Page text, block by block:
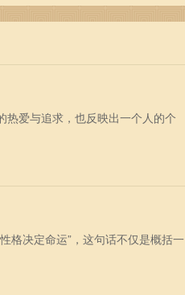
热爱与追求，也反映出一个人的个
格决定命运”，这句话不仅是概括一